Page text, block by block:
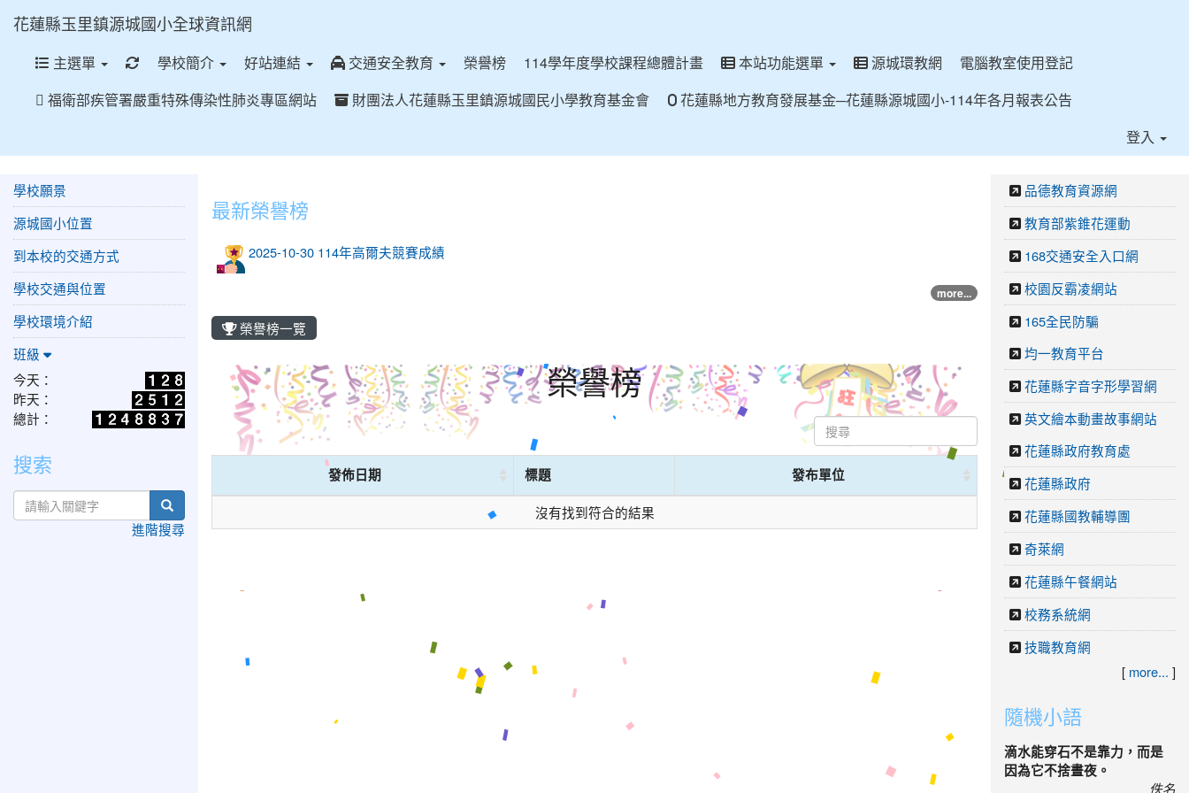
花蓮縣玉里鎮源城國小全球資訊網
主選單 重新取得佈景設定
學校簡介 好站連結 交通安全教育 榮譽榜 114學年度學校課程總體計畫 本站功能選單 源城環教網
電腦教室使用登記
福衛部疾管署嚴重特殊傳染性肺炎專區網站
財團法人花蓮縣玉里鎮源城國民小學教育基金會
花蓮縣地方教育發展基金─花蓮縣源城國小-114年各月報表公告
登入
最新榮譽榜
2025-10-30 114年高爾夫競賽成績
more...
榮譽榜一覽
榮譽榜
發佈日期 標題
發布單位
沒有找到符合的結果
學校願景
源城國小位置
到本校的交通方式
學校交通與位置
學校環境介紹
班級
今天：
昨天：
總計：
搜索
search
進階搜尋
品德教育資源網
教育部紫錐花運動
168交通安全入口網
校園反霸凌網站
165全民防騙
均一教育平台
花蓮縣字音字形學習網
英文繪本動畫故事網站
花蓮縣政府教育處
花蓮縣政府
花蓮縣國教輔導團
奇萊網
花蓮縣午餐網站
校務系統網
技職教育網
[ more... ]
隨機小語
滴水能穿石不是靠力，而是
因為它不捨晝夜。
佚名